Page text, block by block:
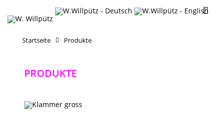
Startseite Produkte
PRODUKTE